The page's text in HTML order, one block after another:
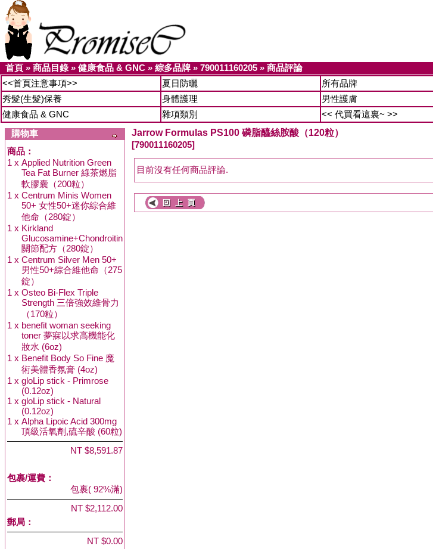
首頁 » 商品目錄» 健康食品 & GNC » 綜多品牌 » 790011160205 » 商品評論
<<首頁注意事項>>
夏日防曬 所有品牌
秀髮(生髮)保養
身體護理 男性護膚
健康食品 & GNC
雜項類別 << 代買看這裏~ >>
購物車
商品：
1 x Applied Nutrition Green
Tea Fat Burner 綠茶燃脂
軟膠囊（200粒）
1 x Centrum Minis Women
50+ 女性50+迷你綜合維
他命（280錠）
1 x Kirkland
Glucosamine+Chondroitin
關節配方（280錠）
1 x Centrum Silver Men 50+
男性50+綜合維他命（275
錠）
1 x Osteo Bi-Flex Triple
Strength 三倍強效維骨力
（170粒）
1 x benefit woman seeking
toner 夢寐以求高機能化
妝水 (6oz)
1 x Benefit Body So Fine 魔
術美體香氛膏 (4oz)
1 x gloLip stick - Primrose
(0.12oz)
1 x gloLip stick - Natural
(0.12oz)
1 x Alpha Lipoic Acid 300mg
頂級活氧劑,硫辛酸 (60粒)
NT $8,591.87
包裹/運費：
包裹( 92%滿)
NT $2,112.00
郵局：
NT $0.00
Jarrow Formulas PS100 磷脂醯絲胺酸（120粒）
[790011160205]
目前沒有任何商品評論.